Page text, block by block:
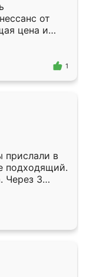
от
цена и
Приехавший
1
прислали в
подходящий.
Через 3
Остались